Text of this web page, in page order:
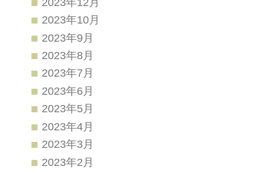
2023年10月
2023年9月
2023年8月
2023年7月
2023年6月
2023年5月
2023年4月
2023年3月
2023年2月